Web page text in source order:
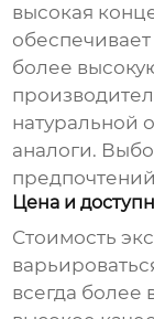
высокая
более
натуральной
аналоги.
Цена и
Стоимость
всегда более